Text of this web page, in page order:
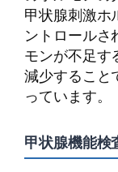
甲状腺刺激ホ
ントロールさ
モンが不足す
減少すること
っています。
甲状腺機能検